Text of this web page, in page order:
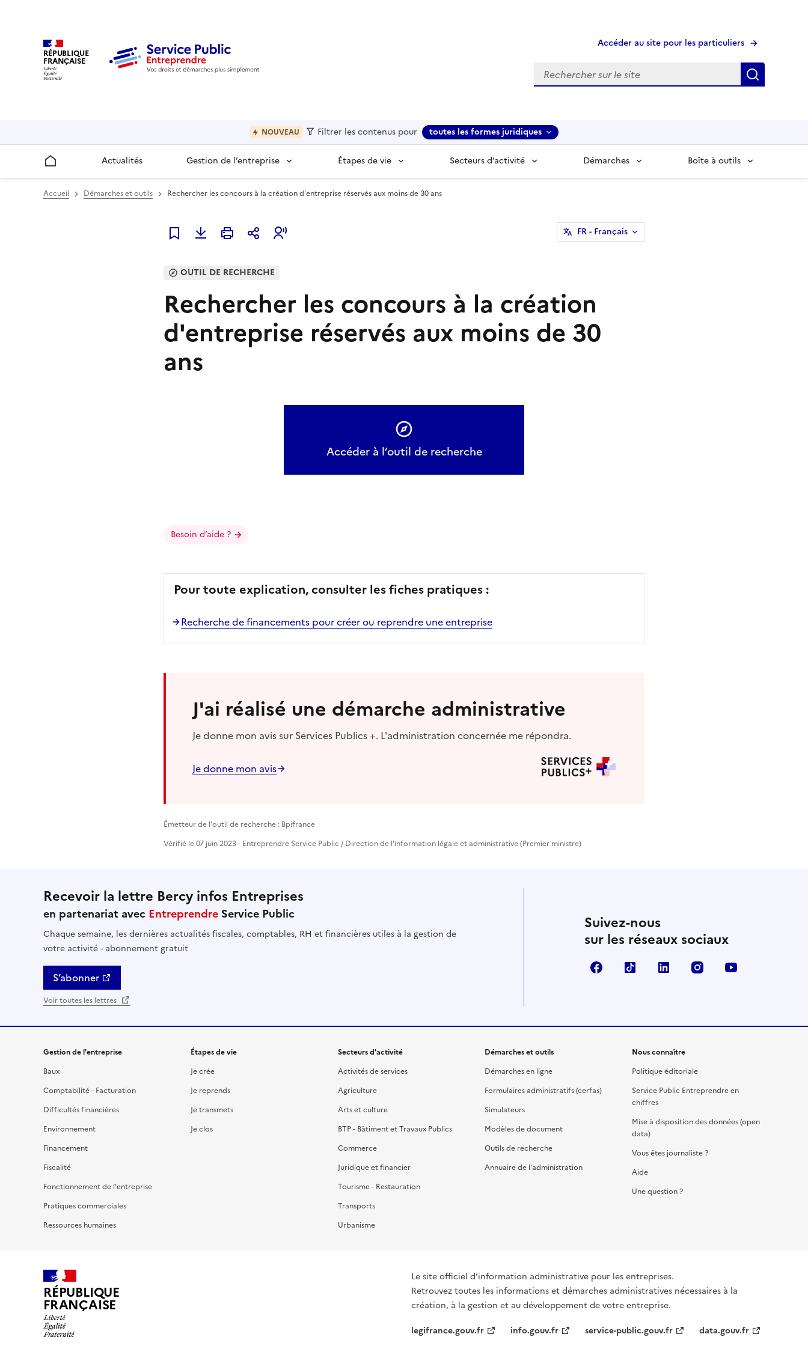
RÉPUBLIQUE
FRANÇAISE
Accéder au site pour les particuliers
Recherche
NOUVEAU Filtrer les contenus pour toutes les formes juridiques
Accueil Actualités Gestion de l’entreprise Étapes de vie Secteurs d’activité Démarches Boîte à outils
Accueil Démarches et outils Rechercher les concours à la création d'entreprise réservés aux moins de 30 ans
Ajouter à mes favoris
FR- Français
OUTIL DE RECHERCHE
Rechercher les concours à la création
d'entreprise réservés aux moins de 30
ans
Accéder à l’outil de recherche
Besoin d’aide ?
Pour toute explication, consulter les fiches pratiques :
Recherche de financements pour créer ou reprendre une entreprise
J'ai réalisé une démarche administrative
Je donne mon avis sur Services Publics +. L'administration concernée me répondra.
Je donne mon avis
Émetteur de l'outil de recherche : Bpifrance
Vérifié le 07 juin 2023 - Entreprendre Service Public / Direction de l'information légale et administrative (Premier ministre)
Recevoir la lettre Bercy infos Entreprises
en partenariat avec Entreprendre Service Public
Chaque semaine, les dernières actualités fiscales, comptables, RH et financières utiles à la gestion de
votre activité - abonnement gratuit
S’abonner
Voir toutes les lettres
Suivez-nous
sur les réseaux sociaux
FacebookTikTok Linkedin Instagram
Gestion de l'entreprise
Baux
Comptabilité - Facturation
Difficultés financières
Environnement
Financement
Fiscalité
Fonctionnement de l'entreprise
Pratiques commerciales
Ressources humaines
Étapes de vie
Je crée
Je reprends
Je transmets
Je clos
Secteurs d'activité
Activités de services
Agriculture
Arts et culture
BTP - Bâtiment et Travaux Publics
Commerce
Juridique et financier
Tourisme - Restauration
Transports
Urbanisme
Démarches et outils
Démarches en ligne
Formulaires administratifs (cerfas)
Simulateurs
Modèles de document
Outils de recherche
Annuaire de l'administration
Nous connaître
Politique éditoriale
Service Public Entreprendre en
chiffres
Mise à disposition des données (open
data)
Vous êtes journaliste ?
Aide
Une question ?
RÉPUBLIQUE
FRANÇAISE
Le site officiel d’information administrative pour les entreprises.
Retrouvez toutes les informations et démarches administratives nécessaires à la
création, à la gestion et au développement de votre entreprise.
legifrance.gouv.fr
info.gouv.fr service-public.gouv.fr data.gouv.fr